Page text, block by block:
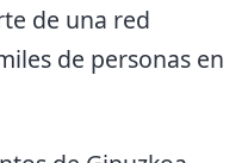
de una red
de personas en